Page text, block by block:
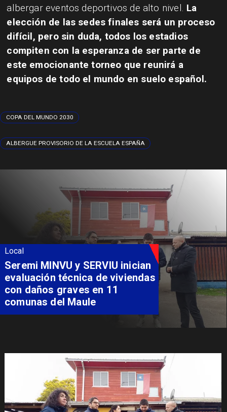
albergar eventos deportivos de alto nivel. La
elección de las sedes finales será un proceso
difícil, pero sin duda, todos los estadios
compiten con la esperanza de ser parte de
este emocionante torneo que reunirá a
equipos de todo el mundo en suelo español.
COPA DEL MUNDO 2030
ALBERGUE PROVISORIO DE LA ESCUELA ESPAÑA
Local
Seremi MINVU y SERVIU inician
evaluación técnica de viviendas
con daños graves en 11
comunas del Maule